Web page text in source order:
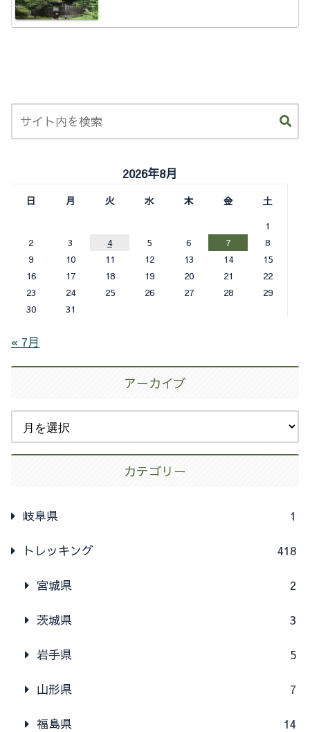
2026年8月
日 月 火 水 木 金
土
1
2
3 4 5 6 7
8
9
10 11 12 13 14
15
16
17 18 19 20 21
22
23
24 25 26 27 28
29
30
31
« 7月
アーカイブ
カテゴリー
岐阜県 1
トレッキング 418
宮城県 2
茨城県 3
岩手県 5
山形県 7
福島県 14